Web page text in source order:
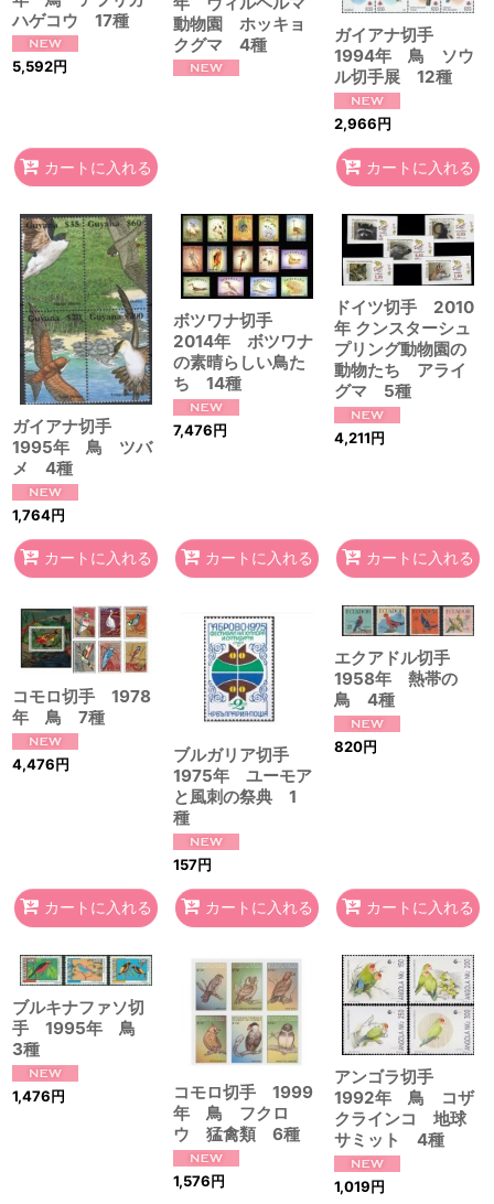
ハゲコウ 17種
5,592円
カートに入れる
動物園 ホッキョ
クグマ 4種
ガイアナ切手
1994年 鳥 ソウ
ル切手展 12種
2,966円
カートに入れる
ガイアナ切手
1995年 鳥 ツバ
メ 4種
1,764円
カートに入れる
ボツワナ切手
2014年 ボツワナ
の素晴らしい鳥た
ち 14種
7,476円
カートに入れる
ドイツ切手 2010
年 クンスターシュ
プリング動物園の
動物たち アライ
グマ 5種
4,211円
カートに入れる
コモロ切手 1978
年 鳥 7種
4,476円
カートに入れる
ブルガリア切手
1975年 ユーモア
と風刺の祭典 1
種
157円
カートに入れる
エクアドル切手
1958年 熱帯の
鳥 4種
820円
カートに入れる
ブルキナファソ切
手 1995年 鳥
3種
1,476円
コモロ切手 1999
年 鳥 フクロ
ウ 猛禽類 6種
1,576円
アンゴラ切手
1992年 鳥 コザ
クラインコ 地球
サミット 4種
1,019円